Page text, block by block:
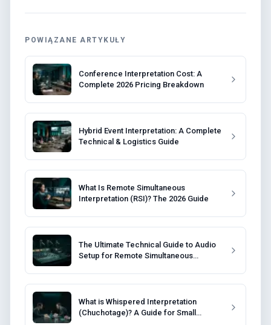
POWIĄZANE ARTYKUŁY
Conference Interpretation Cost: A
Complete 2026 Pricing Breakdown
Hybrid Event Interpretation: A Complete
Technical & Logistics Guide
What Is Remote Simultaneous
Interpretation (RSI)? The 2026 Guide
The Ultimate Technical Guide to Audio
Setup for Remote Simultaneous
What is Whispered Interpretation
(Chuchotage)? A Guide for Small